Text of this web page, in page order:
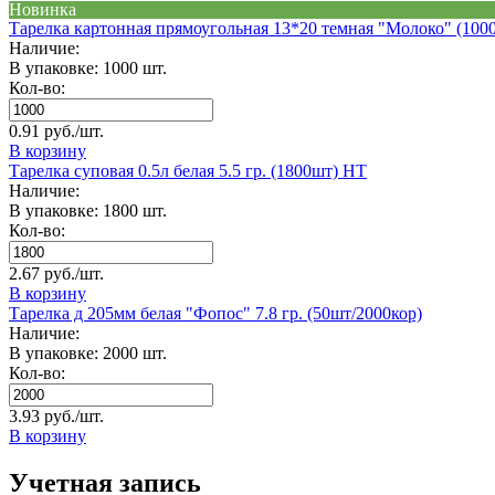
Новинка
Тарелка картонная прямоугольная 13*20 темная "Молоко"
Наличие:
В упаковке: 1000 шт.
Кол-во:
0.91 руб./шт.
В корзину
Тарелка суповая 0.5л белая 5.5 гр. (1800шт) НТ
Наличие:
В упаковке: 1800 шт.
Кол-во:
2.67 руб./шт.
В корзину
Тарелка д 205мм белая "Фопос" 7.8 гр. (50шт/2000кор)
Наличие:
В упаковке: 2000 шт.
Кол-во:
3.93 руб./шт.
В корзину
Учетная запись